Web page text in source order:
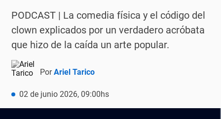
PODCAST | La comedia física y el código del
clown explicados por un verdadero acróbata
que hizo de la caída un arte popular.
PorAriel Tarico
02 de junio 2026, 09:00hs